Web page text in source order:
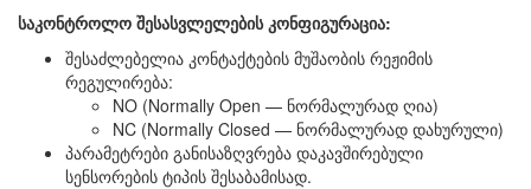
საკონტროლო შესასვლელების კონფიგურაცია:
შესაძლებელია კონტაქტების მუშაობის რეჟიმის
რეგულირება:
NO (Normally Open — ნორმალურად ღია)
NC (Normally Closed — ნორმალურად დახურული)
პარამეტრები განისაზღვრება დაკავშირებული
სენსორების ტიპის შესაბამისად.